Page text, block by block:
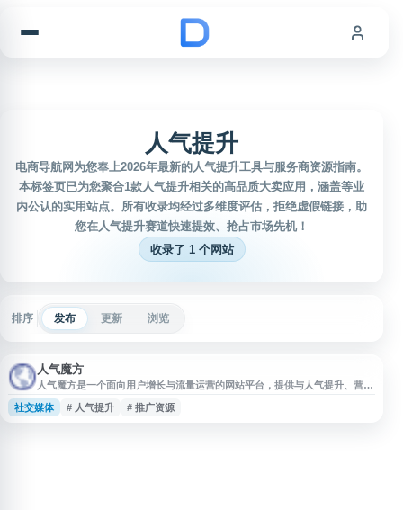
人气提升
电商导航网为您奉上2026年最新的人气提升工具与服务商资源指南。
本标签页已为您聚合1款人气提升相关的高品质大卖应用，涵盖等业
内公认的实用站点。所有收录均经过多维度评估，拒绝虚假链接，助
您在人气提升赛道快速提效、抢占市场先机！
收录了 1 个网站
排序 发布 更新 浏览
人气魔方
人气魔方是一个面向用户增长与流量运营的网站平台，提供与人气提升、营销
推广相关的在线服务入口。网站适合需要了解流量工具、账号运营辅助、推广
资源及相关服务信息的用户访问，可用于查看平台功能、服务范围和使用方
社交媒体 # 人气提升 # 推广资源